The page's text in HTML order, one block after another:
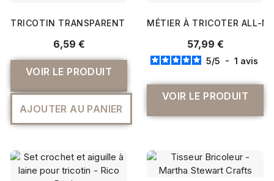
TRICOTIN TRANSPARENT MAXI - PRYM
6,59 €
VOIR LE PRODUIT
AJOUTER AU PANIER
MÉTIER À TRICOTER ALL-
57,99 €
5/5 - 1 avis
VOIR LE PRODUIT